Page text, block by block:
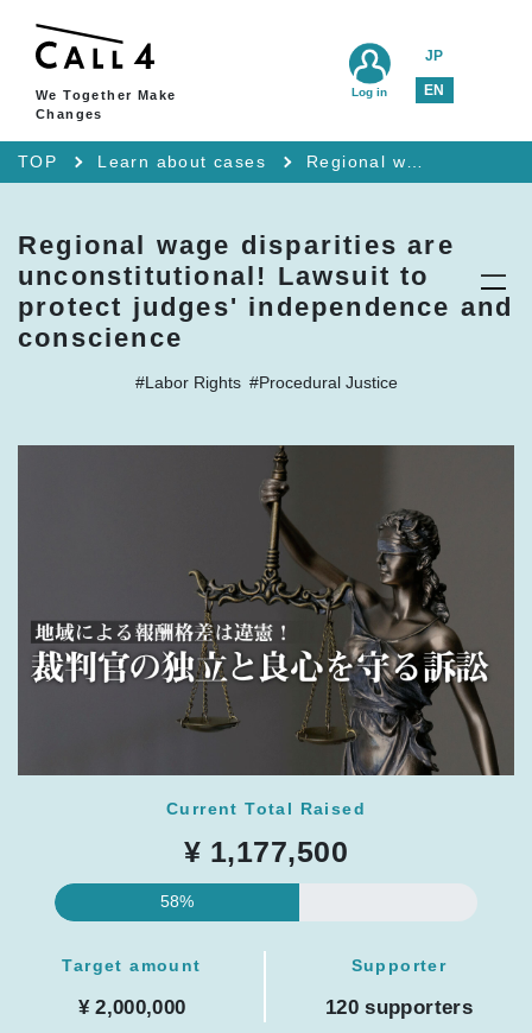
We Together Make
Changes
JP
EN
Log in
TOP Learn about cases
Regional wage disparities are
unconstitutional! Lawsuit to
protect judges' independence and
conscience
#Labor Rights #Procedural Justice
Current Total Raised
¥ 1,177,500
58%
Target amount
¥ 2,000,000
Supporter
120 supporters